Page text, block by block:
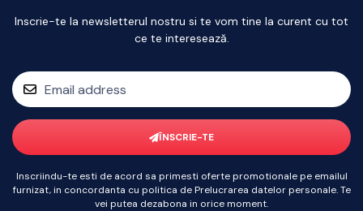
Inscrie-te la newsletterul nostru si te vom tine la curent cu tot
ce te interesează.
ÎNSCRIE-TE
Inscriindu-te esti de acord sa primesti oferte promotionale pe emailul
furnizat, in concordanta cu politica de Prelucrarea datelor personale. Te
vei putea dezabona in orice moment.